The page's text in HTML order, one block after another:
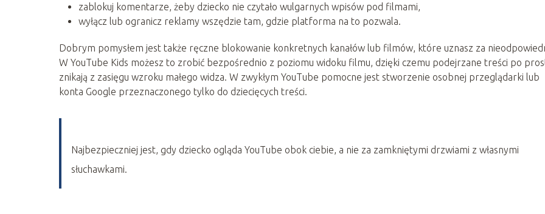
zablokuj komentarze, żeby dziecko nie czytało wulgarnych wpisów pod filmami,
wyłącz lub ogranicz reklamy wszędzie tam, gdzie platforma na to pozwala.
Dobrym pomysłem jest także ręczne blokowanie konkretnych kanałów lub filmów, które uznasz za
W YouTube Kids możesz to zrobić bezpośrednio z poziomu widoku filmu, dzięki czemu podejrzane treści po
znikają z zasięgu wzroku małego widza. W zwykłym YouTube pomocne jest stworzenie osobnej przeglądarki lub
konta Google przeznaczonego tylko do dziecięcych treści.
Najbezpieczniej jest, gdy dziecko ogląda YouTube obok ciebie, a nie za zamkniętymi drzwiami z własnymi
słuchawkami.